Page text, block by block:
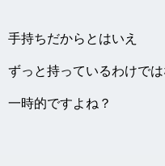
手持ちだからとはいえ
ずっと持っているわけでは
一時的ですよね？